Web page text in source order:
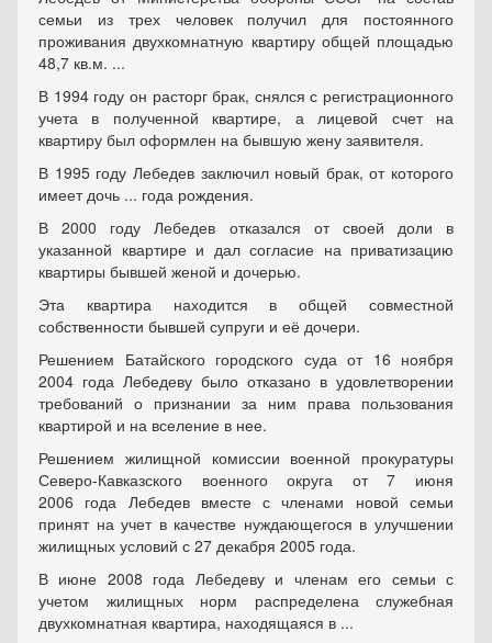
семьи из трех человек получил для постоянного
проживания двухкомнатную квартиру общей площадью
48,7 кв.м. ...
В 1994 году он расторг брак, снялся с регистрационного
учета в полученной квартире, а лицевой счет на
квартиру был оформлен на бывшую жену заявителя.
В 1995 году Лебедев заключил новый брак, от которого
имеет дочь ... года рождения.
В 2000 году Лебедев отказался от своей доли в
указанной квартире и дал согласие на приватизацию
квартиры бывшей женой и дочерью.
Эта квартира находится в общей совместной
собственности бывшей супруги и её дочери.
Решением Батайского городского суда от 16 ноября
2004 года Лебедеву было отказано в удовлетворении
требований о признании за ним права пользования
квартирой и на вселение в нее.
Решением жилищной комиссии военной прокуратуры
Северо-Кавказского военного округа от 7 июня
2006 года Лебедев вместе с членами новой семьи
принят на учет в качестве нуждающегося в улучшении
жилищных условий с 27 декабря 2005 года.
В июне 2008 года Лебедеву и членам его семьи с
учетом жилищных норм распределена служебная
двухкомнатная квартира, находящаяся в ...